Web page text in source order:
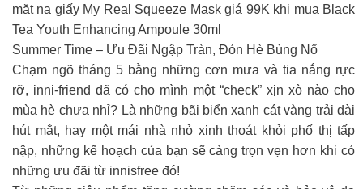
mặt nạ giấy My Real Squeeze Mask giá 99K khi mua Black
Tea Youth Enhancing Ampoule 30ml
Summer Time – Ưu Đãi Ngập Tràn, Đón Hè Bùng Nổ
Chạm ngõ tháng 5 bằng những cơn mưa và tia nắng rực
rỡ, inni-friend đã có cho mình một “check” xịn xò nào cho
mùa hè chưa nhỉ? Là những bãi biển xanh cát vàng trải dài
hút mắt, hay một mái nhà nhỏ xinh thoát khỏi phố thị tấp
nập, những kế hoạch của bạn sẽ càng trọn vẹn hơn khi có
những ưu đãi từ innisfree đó!